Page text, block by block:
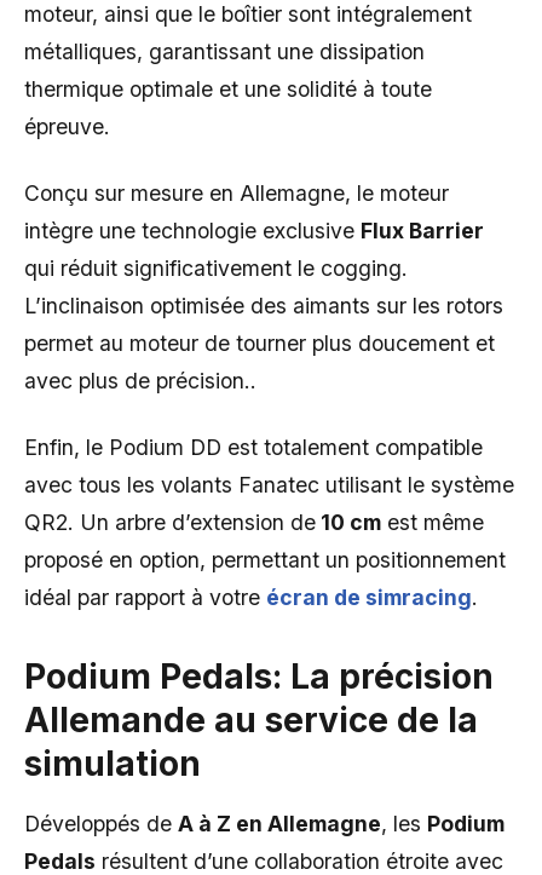
moteur, ainsi que le boîtier sont intégralement
métalliques, garantissant une dissipation
thermique optimale et une solidité à toute
épreuve.
Conçu sur mesure en Allemagne, le moteur
intègre une technologie exclusive Flux Barrier
qui réduit significativement le cogging.
L’inclinaison optimisée des aimants sur les rotors
permet au moteur de tourner plus doucement et
avec plus de précision..
Enfin, le Podium DD est totalement compatible
avec tous les volants Fanatec utilisant le système
QR2. Un arbre d’extension de 10 cm est même
proposé en option, permettant un positionnement
idéal par rapport à votre écran de simracing.
Podium Pedals: La précision
Allemande au service de la
simulation
Développés de A à Z en Allemagne, les Podium
Pedals résultent d’une collaboration étroite avec